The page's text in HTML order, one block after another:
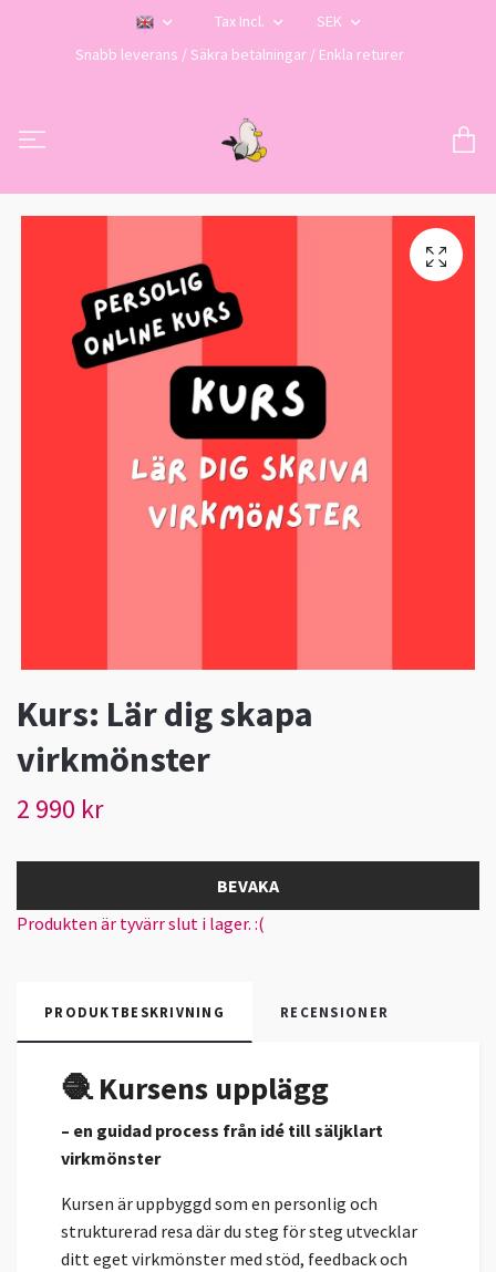
Tax Incl.
SEK
Snabb leverans / Säkra betalningar / Enkla returer
Kurs: Lär dig skapa
virkmönster
2 990 kr
BEVAKA
Produkten är tyvärr slut i lager. :(
PRODUKTBESKRIVNING RECENSIONER
🧶 Kursens upplägg
– en guidad process från idé till säljklart
virkmönster
Kursen är uppbyggd som en personlig och
strukturerad resa där du steg för steg utvecklar
ditt eget virkmönster med stöd, feedback och